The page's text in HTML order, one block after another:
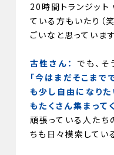
20時間トランジッ
ている方もいたり（
ごいなと思っています
古性さん： でも、そ
「今はまだそこまで
も少し自由になりた
もたくさん集まって
頑張っている人たち
ちも日々模索してい